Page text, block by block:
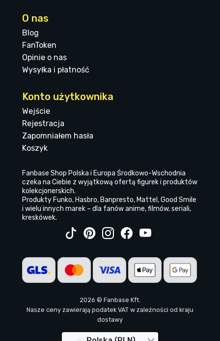
O nas
Blog
FanToken
Opinie o nas
Wysyłka i płatność
Konto użytkownika
Wejście
Rejestracja
Zapomniałem hasła
Koszyk
Fanbase Shop Polska i Europa Środkowo-Wschodnia
czeka na Ciebie z wyjątkową ofertą figurek i produktów
kolekcjonerskich.
Produkty Funko, Hasbro, Banpresto, Mattel, Good Smile
i wielu innych marek – dla fanów anime, filmów, seriali,
kreskówek.
2026 © Fanbase Kft.
Nasze ceny zawierają podatek VAT w zależności od kraju
dostawy